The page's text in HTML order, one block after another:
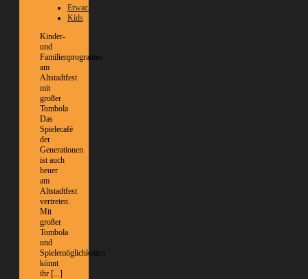
Erwachsene
Kids
Kinder-
und
Familienprogramm
am
Altstadtfest
mit
großer
Tombola
Das
Spielecafé
der
Generationen
ist auch
heuer
am
Altstadtfest
vertreten.
Mit
großer
Tombola
und
Spielemöglichkeiten
könnt
ihr [...]